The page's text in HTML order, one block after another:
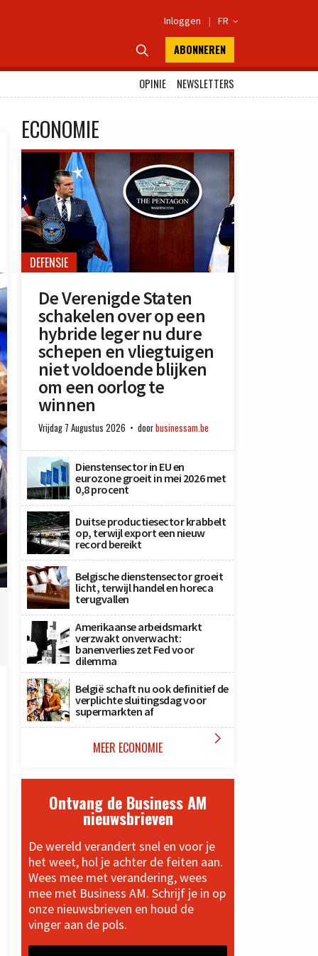
Inloggen | FR 
 ABONNEREN
OPINIE
NEWSLETTERS
ECONOMIE
DEFENSIE
De Verenigde Staten
schakelen over op een
hybride leger nu dure
schepen en vliegtuigen
niet voldoende blijken
om een oorlog te
winnen
Vrijdag 7 Augustus 2026 doorbusinessam.be
Dienstensector in EU en
eurozone groeit in mei 2026 met
0,8 procent
Duitse productiesector krabbelt
op, terwijl export een nieuw
record bereikt
Belgische dienstensector groeit
licht, terwijl handel en horeca
terugvallen
Amerikaanse arbeidsmarkt
verzwakt onverwacht:
banenverlies zet Fed voor
dilemma
België schaft nu ook definitief de
verplichte sluitingsdag voor
supermarkten af
MEER ECONOMIE 
Ontvang de Business AM
nieuwsbrieven
De wereld verandert snel en voor je
het weet, hol je achter de feiten aan.
Wees mee met verandering, wees
mee met Business AM. Schrijf je in op
onze nieuwsbrieven en houd de
vinger aan de pols.